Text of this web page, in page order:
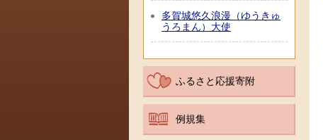
多賀城悠久浪漫（ゆうきゅ
うろまん）大使
ふるさと応援寄附
例規集